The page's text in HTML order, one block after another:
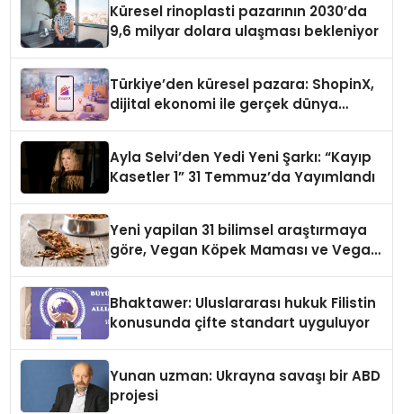
Küresel rinoplasti pazarının 2030’da
9,6 milyar dolara ulaşması bekleniyor
Türkiye’den küresel pazara: ShopinX,
dijital ekonomi ile gerçek dünya
Ayla Selvi’den Yedi Yeni Şarkı: “Kayıp
Kasetler 1” 31 Temmuz’da Yayımlandı
Yeni yapilan 31 bilimsel araştırmaya
göre, Vegan Köpek Maması ve Vegan
Bhaktawer: Uluslararası hukuk Filistin
konusunda çifte standart uyguluyor
Yunan uzman: Ukrayna savaşı bir ABD
projesi